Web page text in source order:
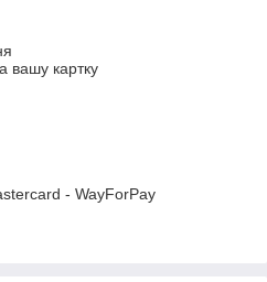
вашу картку
- WayForPay